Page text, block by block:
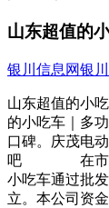
山东超值的
银川信息网银
山东超值的小
的小吃车｜多
口碑。庆茂电
吧 在市场竞争
小吃车通过批
立。本公司资